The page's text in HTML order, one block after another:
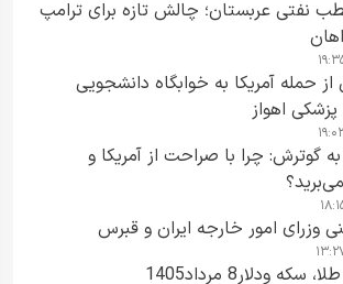
نفتی عربستان؛ چالش تازه برای ترامپ
حمله آمریکا به خوابگاه دانشجویی
اهواز
گوترش: چرا با صراحت از آمریکا و
وزرای امور خارجه ایران و قبرس
ودلار8 مرداد1405